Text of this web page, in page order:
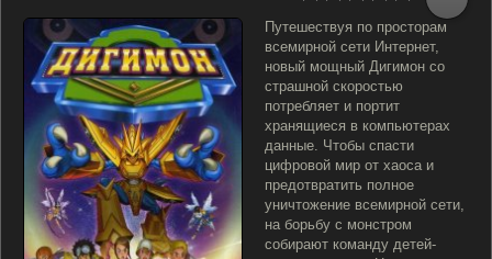
Путешествуя по просторам
всемирной сети Интернет,
новый мощный Дигимон со
страшной скоростью
потребляет и портит
хранящиеся в компьютерах
данные. Чтобы спасти
цифровой мир от хаоса и
предотвратить полное
уничтожение всемирной сети,
на борьбу с монстром
собирают команду детей-